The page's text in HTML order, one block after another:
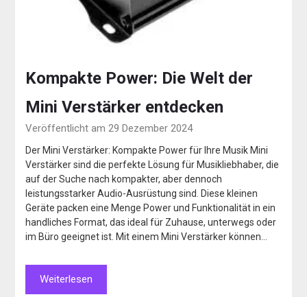
Kompakte Power: Die Welt der
Mini Verstärker entdecken
Veröffentlicht am 29 Dezember 2024
Der Mini Verstärker: Kompakte Power für Ihre Musik Mini
Verstärker sind die perfekte Lösung für Musikliebhaber, die
auf der Suche nach kompakter, aber dennoch
leistungsstarker Audio-Ausrüstung sind. Diese kleinen
Geräte packen eine Menge Power und Funktionalität in ein
handliches Format, das ideal für Zuhause, unterwegs oder
im Büro geeignet ist. Mit einem Mini Verstärker können…
Weiterlesen